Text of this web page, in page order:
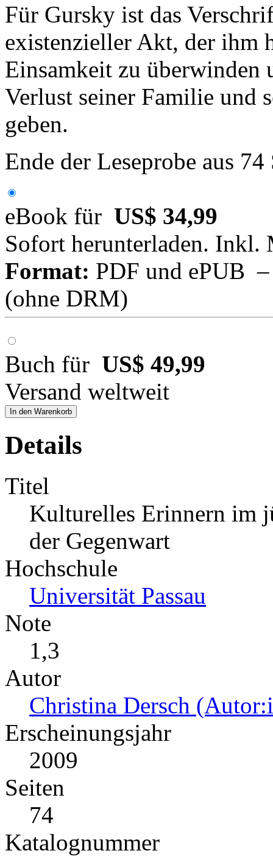
Für Gursky ist das
existenzieller Akt, der ihm
Einsamkeit zu überwinden
Verlust seiner Familie und
geben.
Ende der Leseprobe aus
eBook für US$ 34,99
Sofort herunterladen. Inkl.
Format: PDF und ePUB
(ohne DRM)
Buch für US$ 49,99
Versand weltweit
In den Warenkorb
Details
Titel
Kulturelles Erinnern im
der Gegenwart
Hochschule
Universität Passau
Note
1,3
Autor
Christina Dersch
Erscheinungsjahr
2009
Seiten
74
Katalognummer